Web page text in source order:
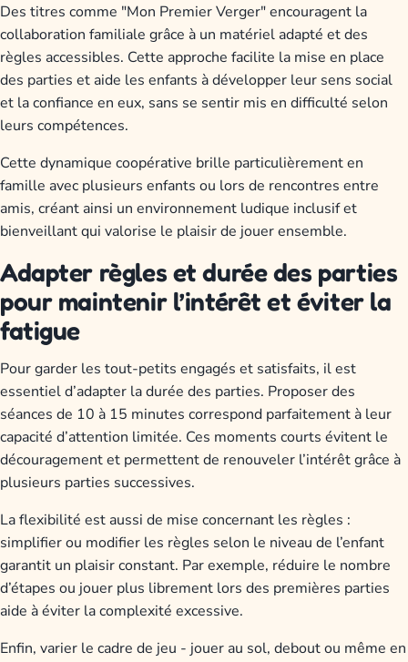
Des titres comme "Mon Premier Verger" encouragent la
collaboration familiale grâce à un matériel adapté et des
règles accessibles. Cette approche facilite la mise en place
des parties et aide les enfants à développer leur sens social
et la confiance en eux, sans se sentir mis en difficulté selon
leurs compétences.
Cette dynamique coopérative brille particulièrement en
famille avec plusieurs enfants ou lors de rencontres entre
amis, créant ainsi un environnement ludique inclusif et
bienveillant qui valorise le plaisir de jouer ensemble.
Adapter règles et durée des parties
pour maintenir l’intérêt et éviter la
fatigue
Pour garder les tout-petits engagés et satisfaits, il est
essentiel d’adapter la durée des parties. Proposer des
séances de 10 à 15 minutes correspond parfaitement à leur
capacité d’attention limitée. Ces moments courts évitent le
découragement et permettent de renouveler l’intérêt grâce à
plusieurs parties successives.
La flexibilité est aussi de mise concernant les règles :
simplifier ou modifier les règles selon le niveau de l’enfant
garantit un plaisir constant. Par exemple, réduire le nombre
d’étapes ou jouer plus librement lors des premières parties
aide à éviter la complexité excessive.
Enfin, varier le cadre de jeu - jouer au sol, debout ou même en